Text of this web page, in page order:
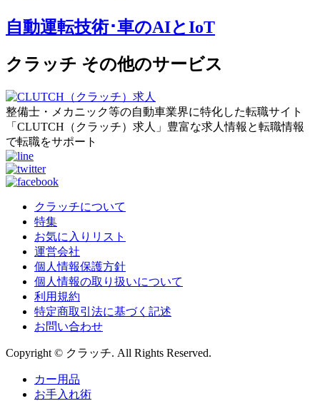
自動運転技術･車のAIとIoT
クラッチ その他のサービス
整備士・メカニック等の自動車業界に特化した転職サイト
「CLUTCH（クラッチ）求人」豊富な求人情報と転職情報
で転職をサポート
クラッチについて
特集
お気に入りリスト
運営会社
個人情報保護方針
個人情報の取り扱いについて
利用規約
特定商取引法に基づく記述
お問い合わせ
Copyright © クラッチ. All Rights Reserved.
カー用品
お手入れ術